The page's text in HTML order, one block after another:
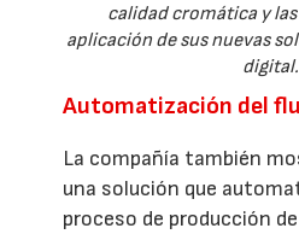
calidad cromática y
aplicación de sus nuevas
digital.
Automatización del
La compañía también
una solución que
proceso de producción